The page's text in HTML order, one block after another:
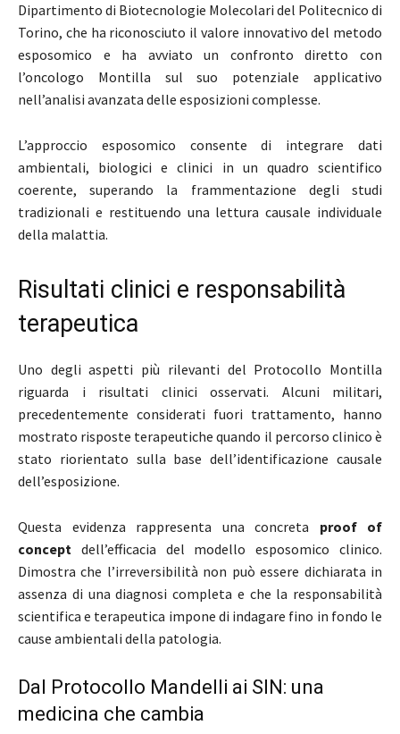
Dipartimento di Biotecnologie Molecolari del Politecnico di
Torino, che ha riconosciuto il valore innovativo del metodo
esposomico e ha avviato un confronto diretto con
l’oncologo Montilla sul suo potenziale applicativo
nell’analisi avanzata delle esposizioni complesse.
L’approccio esposomico consente di integrare dati
ambientali, biologici e clinici in un quadro scientifico
coerente, superando la frammentazione degli studi
tradizionali e restituendo una lettura causale individuale
della malattia.
Risultati clinici e responsabilità
terapeutica
Uno degli aspetti più rilevanti del Protocollo Montilla
riguarda i risultati clinici osservati. Alcuni militari,
precedentemente considerati fuori trattamento, hanno
mostrato risposte terapeutiche quando il percorso clinico è
stato riorientato sulla base dell’identificazione causale
dell’esposizione.
Questa evidenza rappresenta una concreta proof of
concept dell’efficacia del modello esposomico clinico.
Dimostra che l’irreversibilità non può essere dichiarata in
assenza di una diagnosi completa e che la responsabilità
scientifica e terapeutica impone di indagare fino in fondo le
cause ambientali della patologia.
Dal Protocollo Mandelli ai SIN: una
medicina che cambia